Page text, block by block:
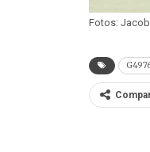
Fotos: Jacob